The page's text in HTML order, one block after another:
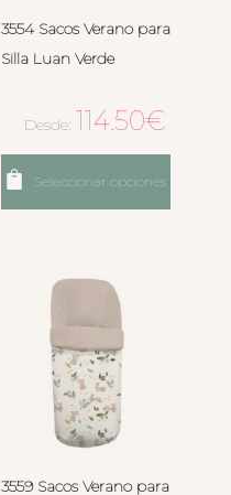
3554 Sacos Verano para
Silla Luan Verde
Desde: 114.50€
Seleccionar opciones
3559 Sacos Verano para